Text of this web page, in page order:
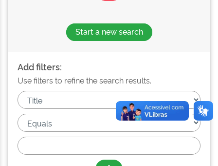
Start a new search
Add filters:
Use filters to refine the search results.